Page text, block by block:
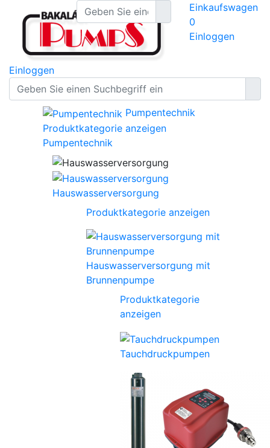
Einkaufswagen
0
Einloggen
Einloggen
Pumpentechnik
Produktkategorie anzeigen
Pumpentechnik
Hauswasserversorgung
Produktkategorie anzeigen
Hauswasserversorgung mit
Brunnenpumpe
Produktkategorie
anzeigen
Tauchdruckpumpen